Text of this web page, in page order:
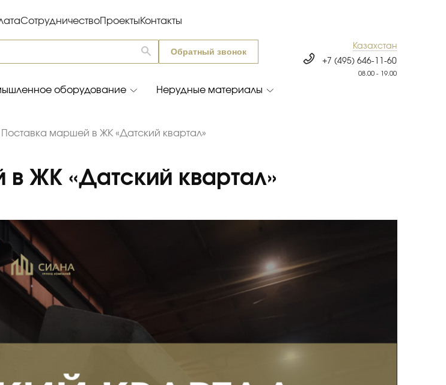
СотрудничествоПроектыКонтакты
Обратный звонок
Казахстан
+7 (495) 646-11-60
08.00 - 19.00
оборудование Нерудные материалы
Поставка маршей в ЖК «Датский квартал»
ЖК «Датский квартал»